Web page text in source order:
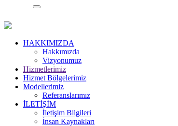
HAKKIMIZDA
Hakkımızda
Vizyonumuz
Hizmetlerimiz
Hizmet Bölgelerimiz
Modellerimiz
Referanslarımız
İLETİŞİM
İletişim Bilgileri
İnsan Kaynakları